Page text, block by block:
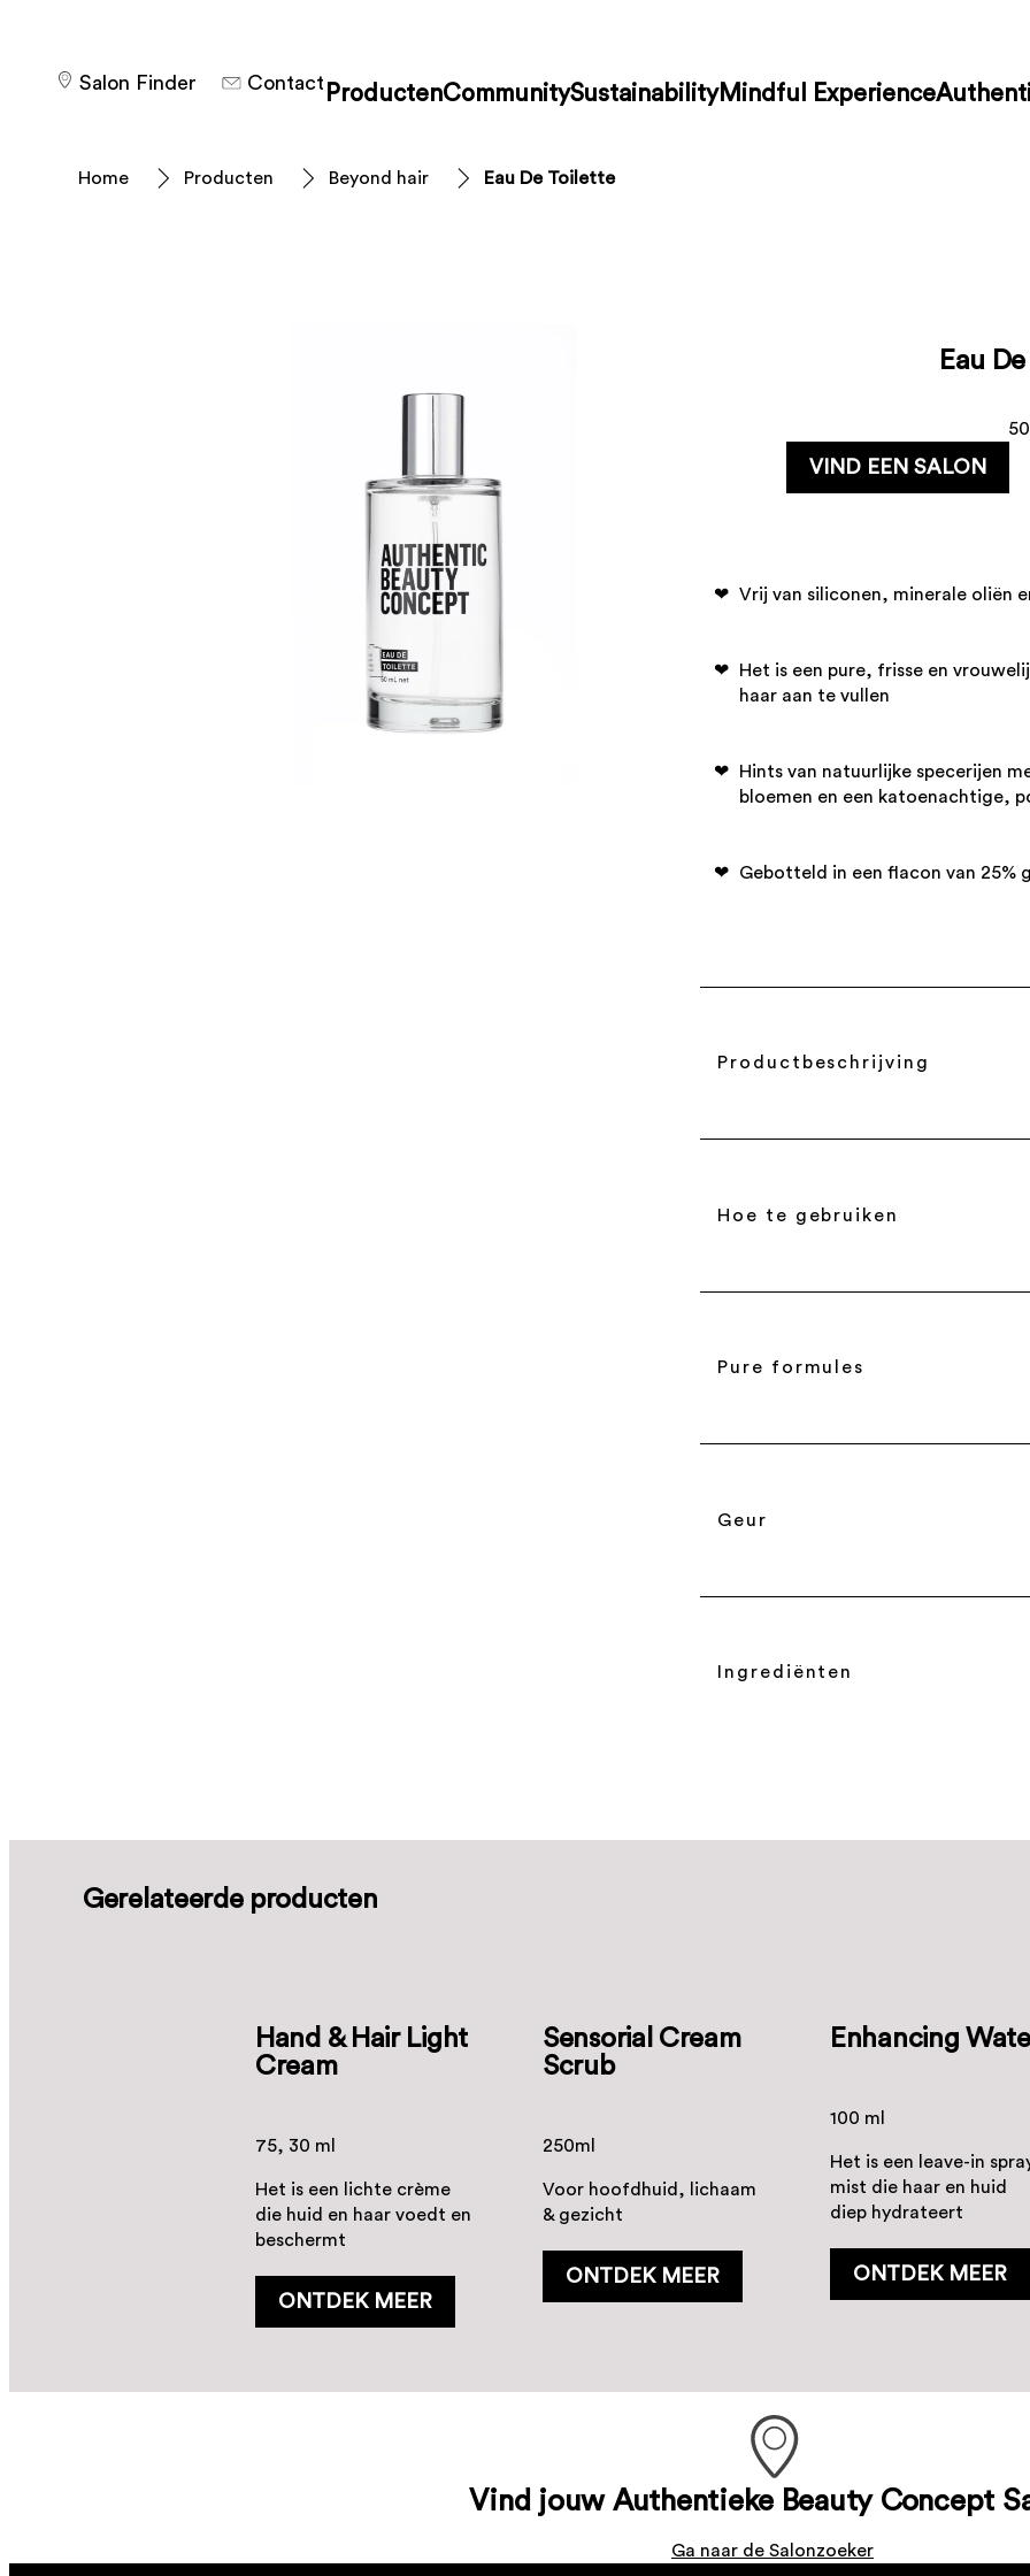
ProductenCommunitySustainabilityMindful Experience
Salon Finder Contact
Home Producten Beyond hair Eau De Toilette
Eau
VIND EEN SALON
Vrij van siliconen, minerale oliën
Het is een pure, frisse en
haar aan te vullen
Hints van natuurlijke specerijen
bloemen en een katoenachtige,
Gebotteld in een flacon van 25%
Productbeschrijving
Hoe te gebruiken
Pure formules
Geur
Ingrediënten
Gerelateerde producten
Hand & Hair Light
Cream
75, 30 ml
Het is een lichte crème
die huid en haar voedt en
beschermt
ONTDEK MEER
Sensorial Cream
Scrub
250ml
Voor hoofdhuid, lichaam
& gezicht
ONTDEK MEER
Enhancing
100 ml
Het is een leave-in
mist die haar en huid
diep hydrateert
ONTDEK MEER
Vind jouw Authentieke Beauty Concept
Ga naar de Salonzoeker